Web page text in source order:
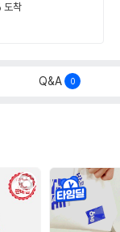
도착
Q&A 0